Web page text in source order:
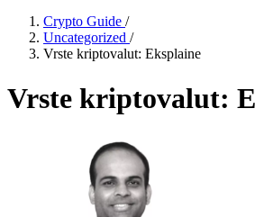
Crypto Guide /
Uncategorized /
Vrste kriptovalut: Eksplaine
Vrste kriptovalut: